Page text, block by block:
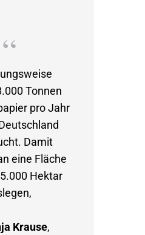
Tonnen
pro Jahr
Damit
eine Fläche
Hektar
Krause,